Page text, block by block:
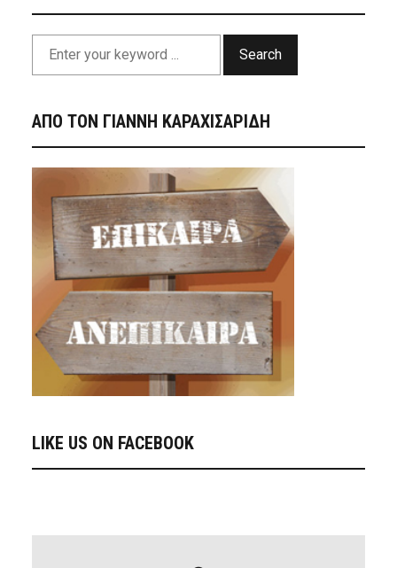
Search
ΑΠΟ ΤΟΝ ΓΙΑΝΝΗ ΚΑΡΑΧΙΣΑΡΙΔΗ
LIKE US ON FACEBOOK